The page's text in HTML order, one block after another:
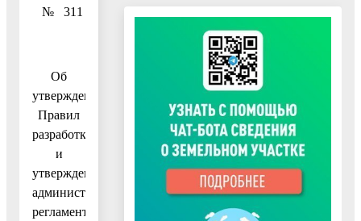
№ 311
Об
утверждении
Правил
разработки
и
утверждения
административных
регламентов